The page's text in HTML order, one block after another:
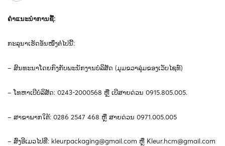
ຄໍາແນະນໍາການຊື້:
ກະລຸນາເຮັດອັນໜຶ່ງຕໍ່ໄປນີ້:
– ສົນທະນາໂດຍກົງກັບພະນັກງານບໍລິສັດ (ມຸມຂວາລຸ່ມຂອງເວັບໄຊທ​)
–ໂທຫາເບີບໍລິສັດ: 0243-2000568 ຫຼື ເບີສາຍດ່ວນ 0915.805.005.
– ສາຂາພາກໃຕ້: 0286 2547 468 ຫຼື ສາຍດ່ວນ 0971.005.005
– ສົ່ງອີເມວໄປທີ່: kleurpackaging@gmail.com ຫຼື Kleur.hcm@gmail.com